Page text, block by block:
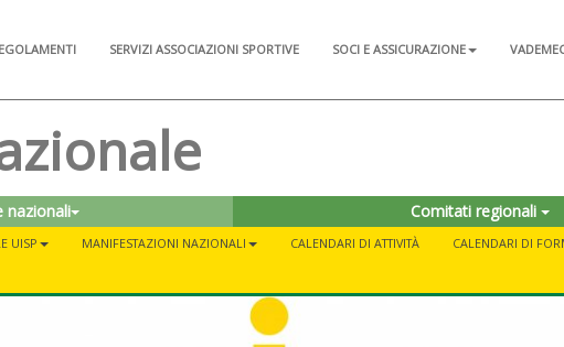
SERVIZI ASSOCIAZIONI SPORTIVE SOCI E ASSICURAZIONE
nazionali Comitati regionali
UISP MANIFESTAZIONI NAZIONALI CALENDARI DI ATTIVITÀ CALENDARI DI